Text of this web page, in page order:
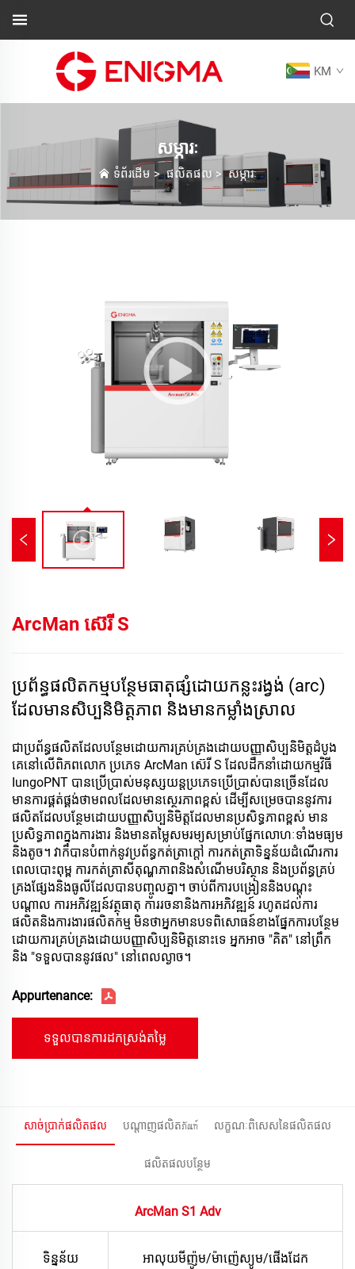
KM
សម្ភារៈ
ទំព័រដើម >ផលិតផល >សម្ភារៈ
ArcMan ស៊េរី S
ប្រព័ន្ធផលិតកម្ម​បន្ថែម​ធាតុផ្សំ​ដោយ​កន្លះរង្វង់ (arc)
ដែល​មាន​សិប្បនិមិត្តភាព និង​មាន​កម្លាំង​ស្រាល
ជាប្រព័ន្ធផលិតដែលបន្ថែមដោយការគ្រប់គ្រងដោយបញ្ញាសិប្បនិមិត្តដំបូង
គេនៅលើពិភពលោក ប្រភេទ ArcMan ស៊េរី S ដែលដឹកនាំដោយកម្មវិធី
IungoPNT បានប្រើប្រាស់មនុស្សយន្តប្រភេទប្រើប្រាស់បានច្រើនដែល
មានការផ្គត់ផ្គង់ថាមពលដែលមានស្ថេរភាពខ្ពស់ ដើម្បីសម្រេចបាននូវការ
ផលិតដែលបន្ថែមដោយបញ្ញាសិប្បនិមិត្តដែលមានប្រសិទ្ធភាពខ្ពស់ មាន
ប្រសិទ្ធភាពក្នុងការងារ និងមានតម្លៃសមរម្យសម្រាប់ផ្នែកលោហៈទាំងមធ្យម
និងតូច។ វាក៏បានបំពាក់នូវប្រព័ន្ធកត់ត្រាក្តៅ ការកត់ត្រាទិន្នន័យដំណើរការ
ពេលបោះពុម្ព ការកត់ត្រាសីតុណ្ហភាពនិងសំណើមបរិស្ថាន និងប្រព័ន្ធគ្រប់
គ្រងផ្សែងនិងធូលីដែលបានបញ្ចូលគ្នា។ ចាប់ពីការបង្រៀននិងបណ្តុះ
បណ្តាល ការអភិវឌ្ឍន៍វត្ថុធាតុ ការរចនានិងការអភិវឌ្ឍន៍ រហូតដល់ការ
ផលិតនិងការងារផលិតកម្ម មិនថាអ្នកមានបទពិសោធន៍ខាងផ្នែកការបន្ថែម
ដោយការគ្រប់គ្រងដោយបញ្ញាសិប្បនិមិត្តនោះទេ អ្នកអាច "គិត" នៅព្រឹក
និង "ទទួលបាននូវផល" នៅពេលល្ងាច។
Appurtenance:
ទទួលបានការដកស្រង់តម្លៃ
សាច់ប្រាក់ផលិតផល បណ្តាញផលិតภัณฑ์ លក្ខណៈពិសេសនៃផលិតផល
ផលិតផល​បន្ថែម
ArcMan S1 Adv
ទិន្នន័យ
អាលុយមីញ៉ូម/ម៉ាញ៉េស្យូម/ផើងដែក